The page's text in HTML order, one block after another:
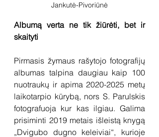
Jankutė-Pivoriūnė
Albumą verta ne tik žiūrėti, bet ir
skaityti
Pirmasis žymaus rašytojo fotografijų
albumas talpina daugiau kaip 100
nuotraukų ir apima 2020-2025 metų
laikotarpio kūrybą, nors S. Parulskis
fotografuoja kur kas ilgiau. Galima
prisiminti 2019 metais išleistą knygą
„Dvigubo dugno keleiviai“, kurioje